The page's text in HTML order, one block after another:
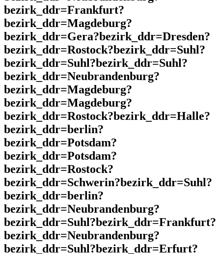
bezirk_ddr=Frankfurt?
bezirk_ddr=Magdeburg?
bezirk_ddr=Gera?bezirk_ddr=Dresden?
bezirk_ddr=Rostock?bezirk_ddr=Suhl?
bezirk_ddr=Suhl?bezirk_ddr=Suhl?
bezirk_ddr=Neubrandenburg?
bezirk_ddr=Magdeburg?
bezirk_ddr=Magdeburg?
bezirk_ddr=Rostock?bezirk_ddr=Halle?
bezirk_ddr=berlin?
bezirk_ddr=Potsdam?
bezirk_ddr=Potsdam?
bezirk_ddr=Rostock?
bezirk_ddr=Schwerin?bezirk_ddr=Suhl?
bezirk_ddr=berlin?
bezirk_ddr=Neubrandenburg?
bezirk_ddr=Suhl?bezirk_ddr=Frankfurt?
bezirk_ddr=Neubrandenburg?
bezirk_ddr=Suhl?bezirk_ddr=Erfurt?